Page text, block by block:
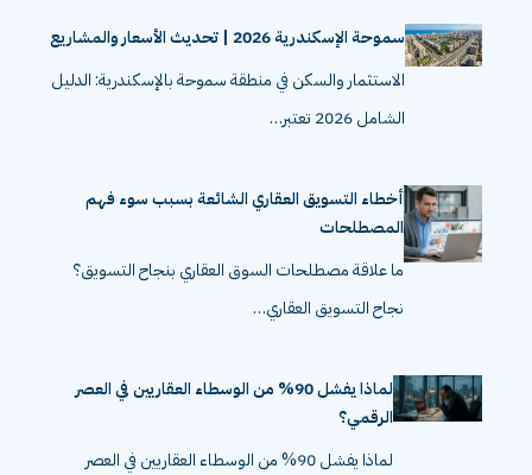
سموحة الإسكندرية 2026 | تحديث الأسعار والمشاريع
الاستثمار والسكن في منطقة سموحة بالإسكندرية: الدليل
الشامل 2026 تعتبر…
أخطاء التسويق العقاري الشائعة بسبب سوء فهم
المصطلحات
ما علاقة مصطلحات السوق العقاري بنجاح التسويق؟
نجاح التسويق العقاري…
لماذا يفشل 90% من الوسطاء العقاريين في العصر
الرقمي؟
لماذا يفشل 90% من الوسطاء العقاريين في العصر